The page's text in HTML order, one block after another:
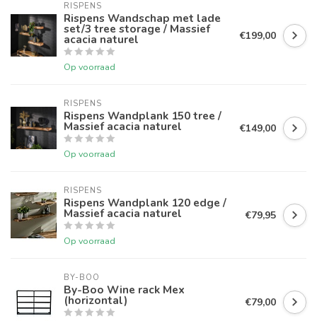
RISPENS
Rispens Wandschap met lade
set/3 tree storage / Massief
acacia naturel
Op voorraad
€199,00
RISPENS
Rispens Wandplank 150 tree /
Massief acacia naturel
Op voorraad
€149,00
RISPENS
Rispens Wandplank 120 edge /
Massief acacia naturel
Op voorraad
€79,95
BY-BOO
By-Boo Wine rack Mex
(horizontal) €79,00